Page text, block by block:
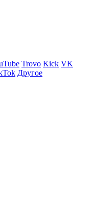
Trovo Kick VK
Другое